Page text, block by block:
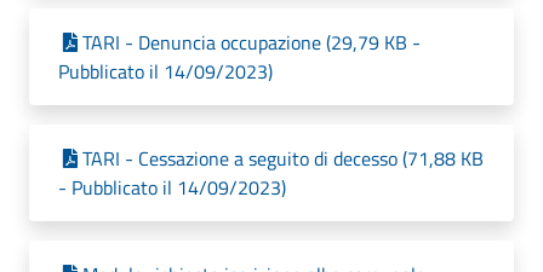
TARI - Denuncia occupazione (29,79 KB -
Pubblicato il 14/09/2023)
TARI - Cessazione a seguito di decesso (71,88 KB
- Pubblicato il 14/09/2023)